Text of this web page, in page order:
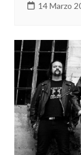
14 Marzo